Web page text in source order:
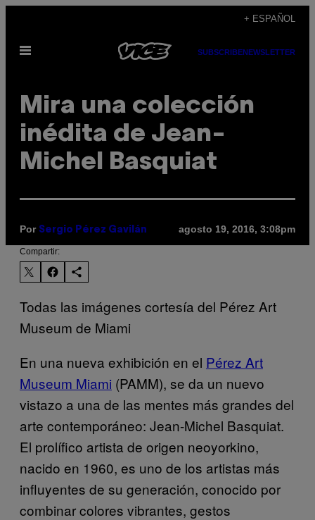
contenido
+ ESPAÑOL
Abrir
SUBSCRIBENEWSLETTER
Mira una colección
inédita de Jean-
Michel Basquiat
Por Sergio Pérez Gavilán agosto 19, 2016, 3:08pm
Compartir:
Todas las imágenes cortesía del Pérez Art
Museum de Miami
En una nueva exhibición en el Pérez Art
Museum Miami (PAMM), se da un nuevo
vistazo a una de las mentes más grandes del
arte contemporáneo: Jean-Michel Basquiat.
El prolífico artista de origen neoyorkino,
nacido en 1960, es uno de los artistas más
influyentes de su generación, conocido por
combinar colores vibrantes, gestos